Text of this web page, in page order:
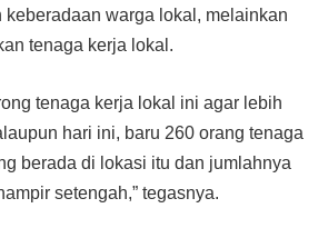
ke­beradaan warga lokal, me­lainkan
tenaga kerja lokal.
tena­ga kerja lokal ini agar lebih
hari ini, baru 260 orang tenaga
berada di lokasi itu dan jumlahnya
setengah,” te­gasnya.